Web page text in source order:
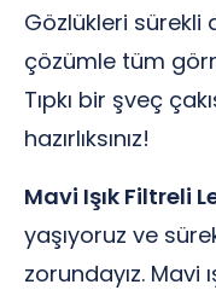
Gözlükleri sürekli
çözümle tüm
Tıpkı bir şveç
hazırlıksınız!
Mavi Işık Filtreli
yaşıyoruz ve
zorundayız. Mavi